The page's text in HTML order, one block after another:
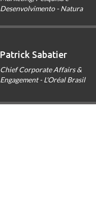
Desenvolvimento - Natura
Patrick Sabatier
Chief Corporate Affairs &
Engagement - L'Oréal Brasil